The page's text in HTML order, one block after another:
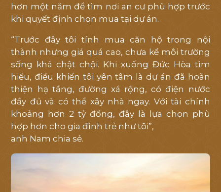
TRANG CHỦ
GIỚI THIỆU
VỊ TRÍ
hơn một năm để tìm nơi an cư phù hợp trước
khi quyết định chọn mua tại dự án.
“Trước đây tôi tính mua căn hộ trong nội
thành nhưng giá quá cao, chưa kể môi trường
sống khá chật chội. Khi xuống Đức Hòa tìm
hiểu, điều khiến tôi yên tâm là dự án đã hoàn
thiện hạ tầng, đường xá rộng, có điện nước
đầy đủ và có thể xây nhà ngay. Với tài chính
khoảng hơn 2 tỷ đồng, đây là lựa chọn phù
hợp hơn cho gia đình trẻ như tôi”,
anh Nam chia sẻ.